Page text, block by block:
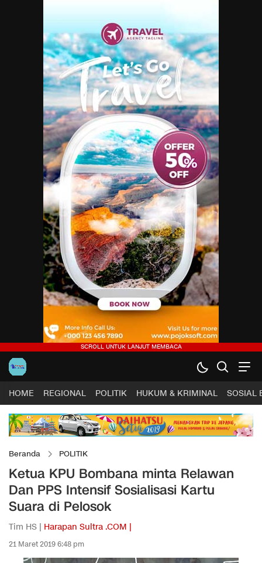
HOME REGIONAL POLITIK HUKUM & KRIMINAL SOSIAL
Beranda POLITIK
Ketua KPU Bombana minta Relawan
Dan PPS Intensif Sosialisasi Kartu
Suara di Pelosok
Tim HS | Harapan Sultra .COM |
21 Maret 2019 6:48 pm